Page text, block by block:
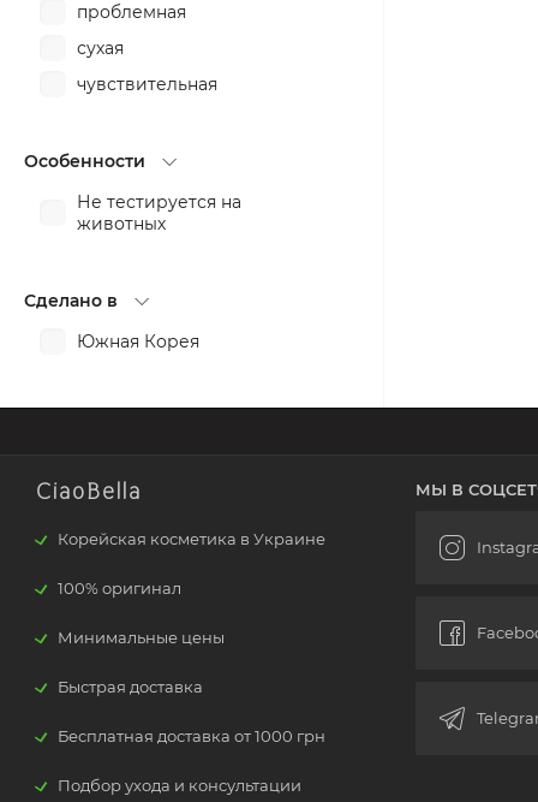
проблемная
сухая
чувствительная
Особенности
Не тестируется на
животных
Сделано в
Южная Корея
CiaoBella
Корейская косметика в Украине
100% оригинал
Минимальные цены
Быстрая доставка
Бесплатная доставка от 1000 грн
Подбор ухода и консультации
МЫ В